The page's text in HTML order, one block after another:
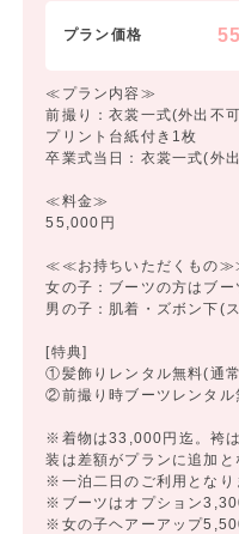
プラン価格
≪プラン内容≫
前撮り：衣裳一式(外出不
プリント台紙付き1枚
卒業式当日：衣裳一式(外
≪料金≫
55,000円
≪≪お持ちいただくもの
女の子：ブーツの方はブー
男の子：肌着・ズボン下(
[特典]
①髪飾りレンタル無料(通
②前撮り時ブーツレンタル
※着物は33,000円迄。袴
装は差額がプランに追加と
※一泊二日のご利用となり
※ブーツはオプション
※女の子ヘアーアップ